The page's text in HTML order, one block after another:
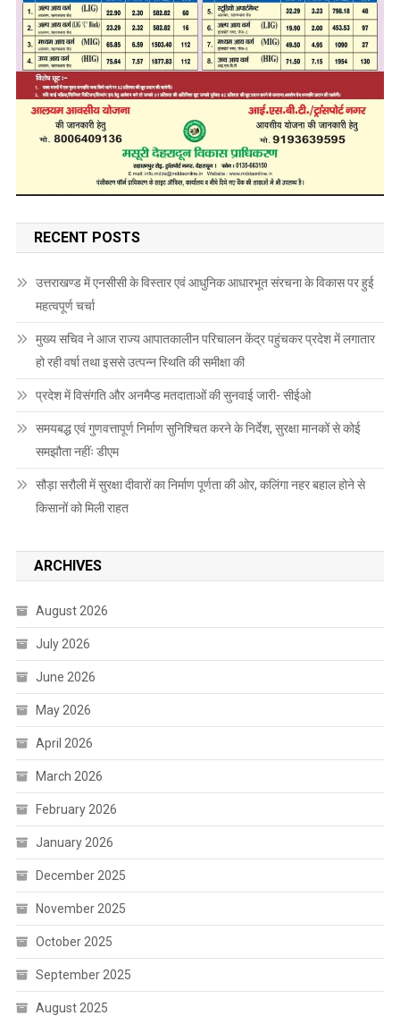
RECENT POSTS
उत्तराखण्ड में एनसीसी के विस्तार एवं आधुनिक आधारभूत संरचना के विकास पर हुई
महत्वपूर्ण चर्चा
मुख्य सचिव ने आज राज्य आपातकालीन परिचालन केंद्र पहुंचकर प्रदेश में लगातार
हो रही वर्षा तथा इससे उत्पन्न स्थिति की समीक्षा की
प्रदेश में विसंगति और अनमैप्ड मतदाताओं की सुनवाई जारी- सीईओ
समयबद्ध एवं गुणवत्तापूर्ण निर्माण सुनिश्चित करने के निर्देश, सुरक्षा मानकों से कोई
समझौता नहींः डीएम
सौड़ा सरौली में सुरक्षा दीवारों का निर्माण पूर्णता की ओर, कलिंगा नहर बहाल होने से
किसानों को मिली राहत
ARCHIVES
August 2026
July 2026
June 2026
May 2026
April 2026
March 2026
February 2026
January 2026
December 2025
November 2025
October 2025
September 2025
August 2025